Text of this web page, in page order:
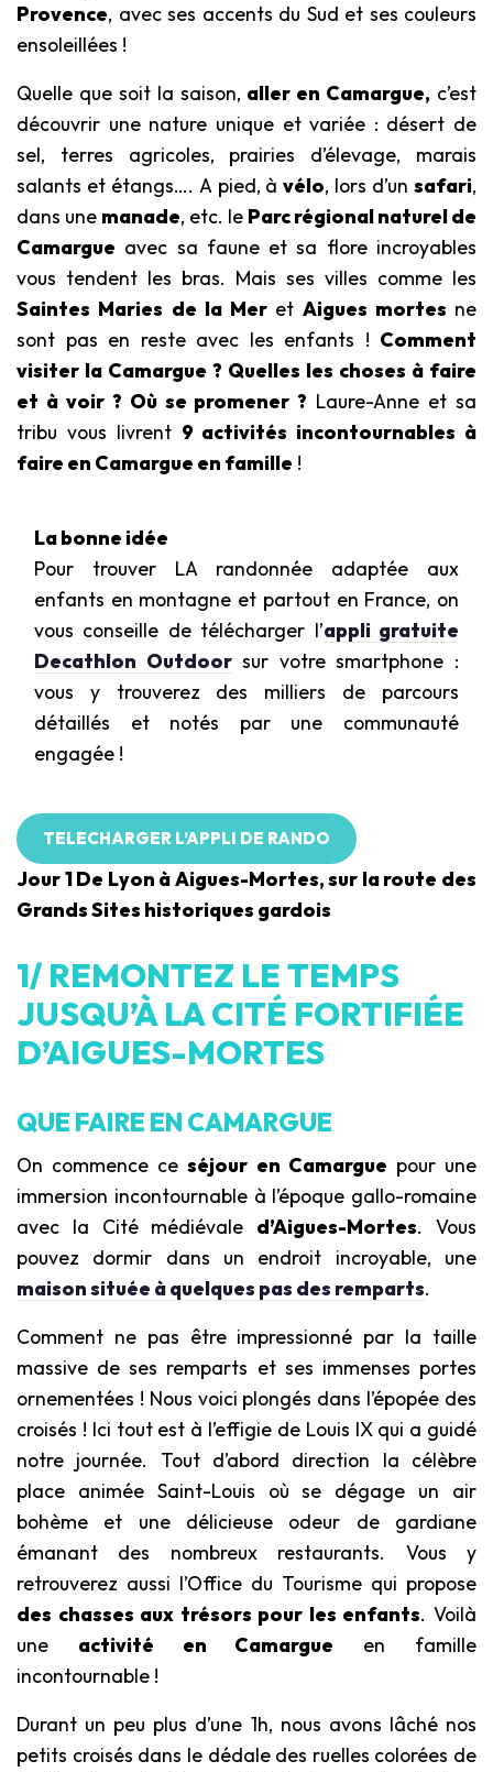
Provence, avec ses accents du Sud et ses couleurs
ensoleillées !
Quelle que soit la saison, aller en Camargue, c’est
découvrir une nature unique et variée : désert de
sel, terres agricoles, prairies d’élevage, marais
salants et étangs…. A pied, àvélo, lors d’unsafari,
dans une manade, etc. le Parc régional naturel de
Camargue avec sa faune et sa flore incroyables
vous tendent les bras. Mais ses villes comme les
Saintes Maries de la Mer et Aigues mortes ne
sont pas en reste avec les enfants ! Comment
visiter la Camargue ? Quelles les choses à faire
et à voir ? Où se promener ? Laure-Anne et sa
tribu vous livrent 9 activités incontournables à
faire en Camargue en famille !
La bonne idée
Pour trouver LA randonnée adaptée aux
enfants en montagne et partout en France, on
vous conseille de télécharger l’appli gratuite
Decathlon Outdoorsur votre smartphone :
vous y trouverez des milliers de parcours
détaillés et notés par une communauté
engagée !
TELECHARGER L’APPLI DE RANDO
Jour 1 De Lyon à Aigues-Mortes, sur la route des
Grands Sites historiques gardois
1/ REMONTEZ LE TEMPS
JUSQU’À LA CITÉ FORTIFIÉE
D’AIGUES-MORTES
QUE FAIRE EN CAMARGUE
On commence ceséjour en Camargue pour une
immersion incontournable à l’époque gallo-romaine
avec la Cité médiévale d’Aigues-Mortes. Vous
pouvez dormir dans un endroit incroyable, une
maison située à quelques pas des remparts.
Comment ne pas être impressionné par la taille
massive de ses remparts et ses immenses portes
ornementées ! Nous voici plongés dans l’épopée des
croisés ! Ici tout est à l’effigie de Louis IX qui a guidé
notre journée. Tout d’abord direction la célèbre
place animée Saint-Louis où se dégage un air
bohème et une délicieuse odeur de gardiane
émanant des nombreux restaurants. Vous y
retrouverez aussi l’Office du Tourisme qui propose
des chasses aux trésors pour les enfants. Voilà
une activité en Camargue en famille
incontournable !
Durant un peu plus d’une 1h, nous avons lâché nos
petits croisés dans le dédale des ruelles colorées de